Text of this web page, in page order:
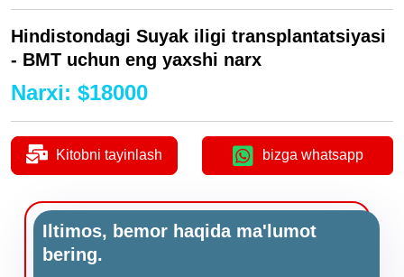
Hindistondagi Suyak iligi transplantatsiyasi
- BMT uchun eng yaxshi narx
Narxi: $18000
Kitobni tayinlash bizga whatsapp
Iltimos, bemor haqida ma'lumot
bering.